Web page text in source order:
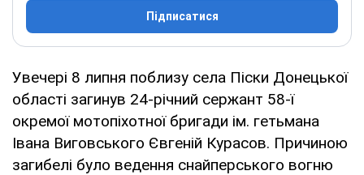
Підписатися
Увечері 8 липня поблизу села Піски Донецької
області загинув 24-річний сержант 58-ї
окремої мотопіхотної бригади ім. гетьмана
Івана Виговського Євгеній Курасов. Причиною
загибелі було ведення снайперського вогню